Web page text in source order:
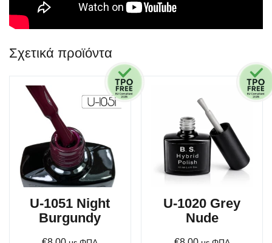
Σχετικά προϊόντα
U-1051 Night
Burgundy
U-1020 Grey
Nude